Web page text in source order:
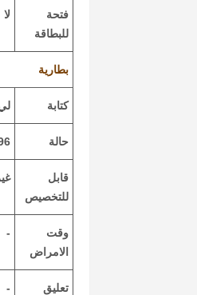
فتحة
للبطاقة
لا
بطارية
كتابة
حالة 296
قابل
للتخصيص
وقت
الامراض
-
تعليق -